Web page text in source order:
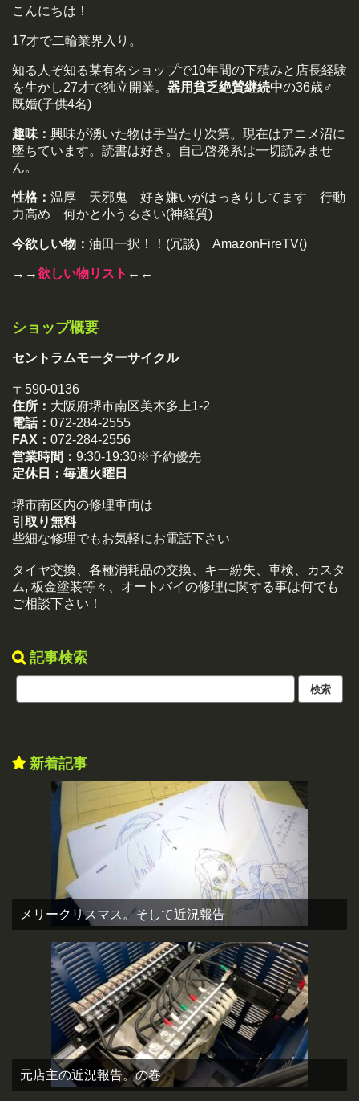
こんにちは！
17才で二輪業界入り。
知る人ぞ知る某有名ショップで10年間の下積みと店長経験
を生かし27才で独立開業。 器用貧乏絶賛継続中の36歳♂
既婚(子供4名)
趣味： 興味が湧いた物は手当たり次第。現在はアニメ沼に
墜ちています。読書は好き。自己啓発系は一切読みませ
ん。
性格： 温厚 天邪鬼 好き嫌いがはっきりしてます 行動
力高め 何かと小うるさい(神経質)
今欲しい物： 油田一択！！(冗談) AmazonFireTV()
→→欲しい物リスト ←←
ショップ概要
セントラムモーターサイクル
〒590-0136
住所： 大阪府堺市南区美木多上1-2
電話： 072-284-2555
FAX： 072-284-2556
営業時間： 9:30-19:30※予約優先
定休日： 毎週火曜日
堺市南区内の修理車両は
引取り無料
些細な修理でもお気軽にお電話下さい
タイヤ交換、各種消耗品の交換、キー紛失、車検、カスタ
ム, 板金塗装等々、オートバイの修理に関する事は何でも
ご相談下さい！
記事検索
新着記事
メリークリスマス。そして近況報告
元店主の近況報告。の巻